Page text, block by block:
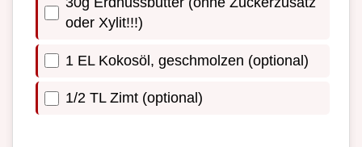
oder Xylit!!!)
1 EL Kokosöl, geschmolzen (optional)
1/2 TL Zimt (optional)